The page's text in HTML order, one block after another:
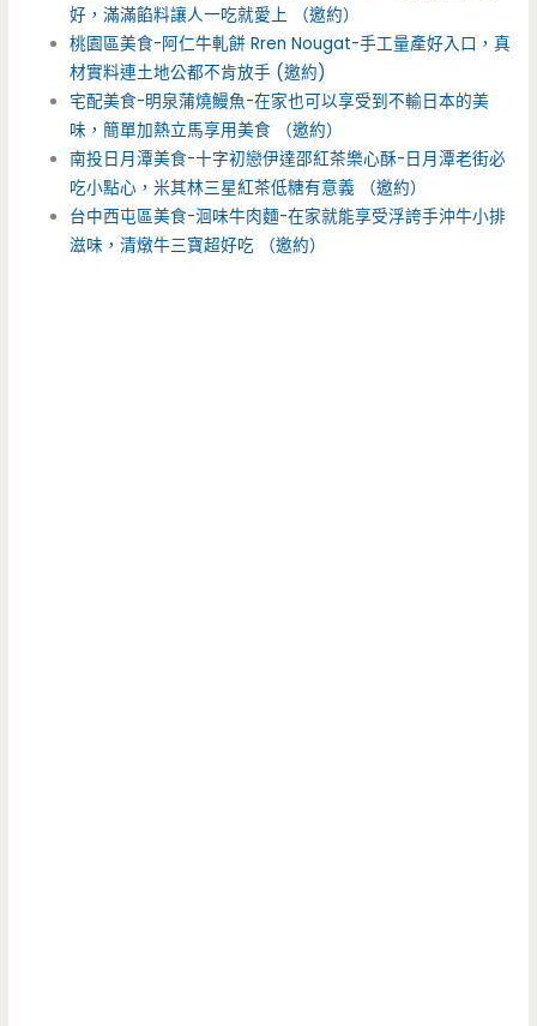
好，滿滿餡料讓人一吃就愛上 （邀約）
桃園區美食-阿仁牛軋餅 Rren Nougat-手工量產好入口，真
材實料連土地公都不肯放手 (邀約)
宅配美食-明泉蒲燒鰻魚-在家也可以享受到不輸日本的美
味，簡單加熱立馬享用美食 （邀約）
南投日月潭美食-十字初戀伊達邵紅茶樂心酥-日月潭老街必
吃小點心，米其林三星紅茶低糖有意義 （邀約）
台中西屯區美食-洄味牛肉麵-在家就能享受浮誇手沖牛小排
滋味，清燉牛三寶超好吃 （邀約）